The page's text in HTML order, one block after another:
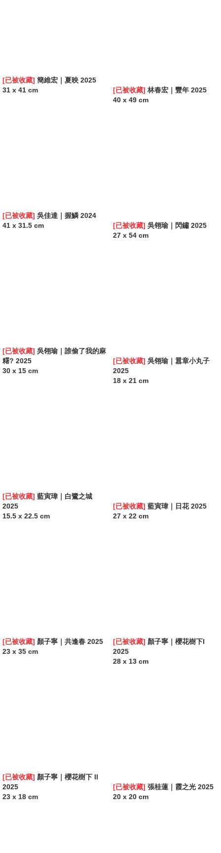
[已被收藏] 簡維宏｜夏映 2025
31 x 41 cm
[已被收藏] 林春宏｜豐年 2025
40 x 49 cm
[已被收藏] 吳佳達｜握鱗 2024
41 x 31.5 cm
[已被收藏] 吳翎瑜｜閃鏽 2025
27 x 54 cm
[已被收藏] 吳翎瑜｜誰偷了我的麻
糬? 2025
30 x 15 cm
[已被收藏] 吳翎瑜｜囂章小丸子
2025
18 x 21 cm
[已被收藏] 藍寅瑋｜白鷺之城
2025
15.5 x 22.5 cm
[已被收藏] 藍寅瑋｜日花 2025
27 x 22 cm
[已被收藏] 顏子寧｜共逢春 2025
23 x 35 cm
[已被收藏] 顏子寧｜櫻花樹下I
2025
28 x 13 cm
[已被收藏] 顏子寧｜櫻花樹下 II
2025
23 x 18 cm
[已被收藏] 張桂蓮｜霞之光 2025
20 x 20 cm